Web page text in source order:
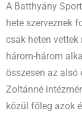
A Batthyány
hete szerveznek
csak heten
három-három
összesen az alsó
Zoltánné
közül főleg azok